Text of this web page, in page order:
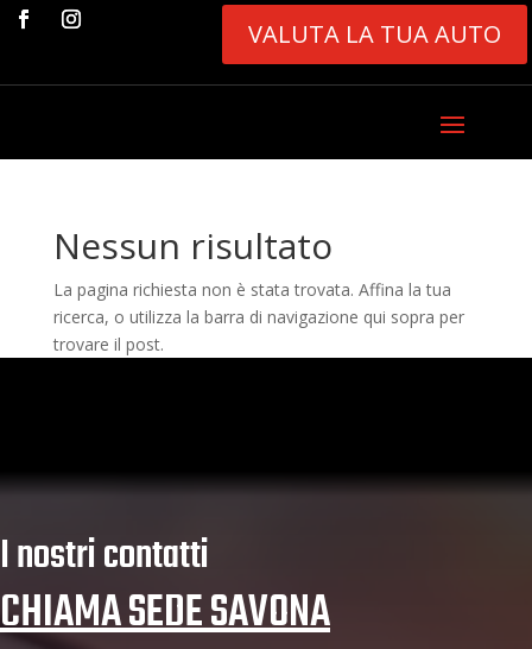
VALUTA LA TUA AUTO
Nessun risultato
La pagina richiesta non è stata trovata. Affina la tua
ricerca, o utilizza la barra di navigazione qui sopra per
trovare il post.
I nostri contatti
CHIAMA SEDE SAVONA